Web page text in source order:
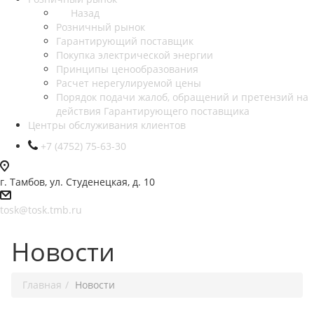
Назад
Розничный рынок
Гарантирующий поставщик
Покупка электрической энергии
Принципы ценообразования
Расчет нерегулируемой цены
Порядок подачи жалоб, обращений и претензий на
действия Гарантирующего поставщика
Центры обслуживания клиентов
+7 (4752) 75-63-30
г. Тамбов, ул. Студенецкая, д. 10
tosk@tosk.tmb.ru
Новости
Главная Новости